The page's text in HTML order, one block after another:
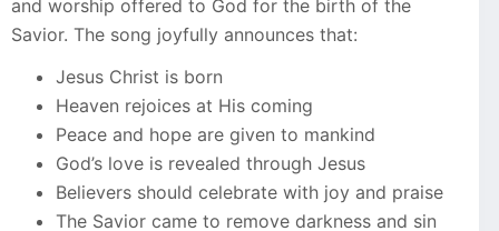
and worship offered to God for the birth of the
Savior. The song joyfully announces that:
Jesus Christ is born
Heaven rejoices at His coming
Peace and hope are given to mankind
God’s love is revealed through Jesus
Believers should celebrate with joy and praise
The Savior came to remove darkness and sin